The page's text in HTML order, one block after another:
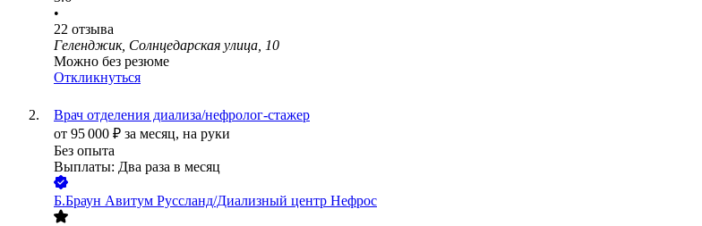
•
22 отзыва
Геленджик, Солнцедарская улица, 10
Можно без резюме
Откликнуться
Врач отделения диализа/нефролог-стажер
от 95 000 ₽ за месяц, на руки
Без опыта
Выплаты: Два раза в месяц
Б.Браун Авитум Руссланд/Диализный центр Нефрос